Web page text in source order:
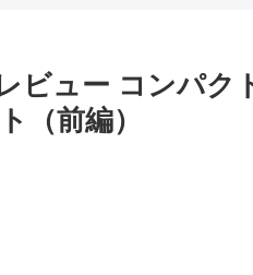
ビュー コンパク
（前編）